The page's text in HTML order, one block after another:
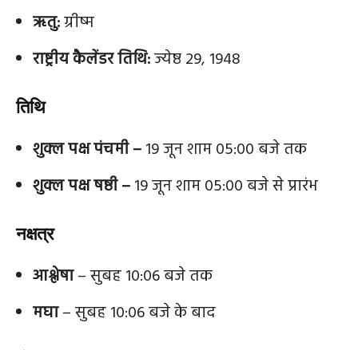
ऋतु:ग्रीष्म
राष्ट्रीय कैलेंडर तिथि:ज्येष्ठ 29, 1948
तिथि
शुक्ल पक्ष पंचमी –19 जून शाम 05:00 बजे तक
शुक्ल पक्ष षष्ठी –19 जून शाम 05:00 बजे से प्रारंभ
नक्षत्र
आश्लेषा– सुबह 10:06 बजे तक
मघा– सुबह 10:06 बजे के बाद